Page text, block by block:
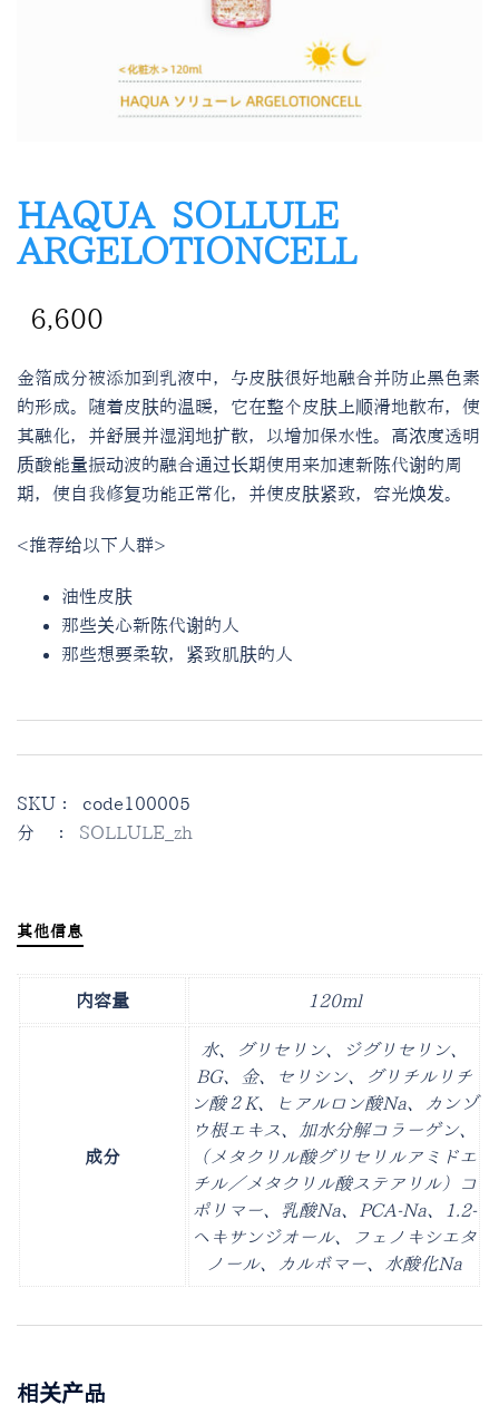
HAQUA SOLLULE
ARGELOTIONCELL
6,600
金箔成分被添加到乳液中，与皮肤很好地融合并防止黑色素
的形成。随着皮肤的温暖，它在整个皮肤上顺滑地散布，使
其融化，并舒展并湿润地扩散，以增加保水性。高浓度透明
质酸能量振动波的融合通过长期使用来加速新陈代谢的周
期，使自我修复功能正常化，并使皮肤紧致，容光焕发。
<推荐给以下人群>
油性皮肤
那些关心新陈代谢的人
那些想要柔软，紧致肌肤的人
SKU： code100005
分类： SOLLULE_zh
其他信息
内容量 120ml
成分
水、グリセリン、ジグリセリン、
BG、金、セリシン、グリチルリチ
ン酸２K、ヒアルロン酸Na、カンゾ
ウ根エキス、加水分解コラーゲン、
（メタクリル酸グリセリルアミドエ
チル／メタクリル酸ステアリル）コ
ポリマー、乳酸Na、PCA-Na、1.2-
ヘキサンジオール、フェノキシエタ
ノール、カルボマー、水酸化Na
相关产品